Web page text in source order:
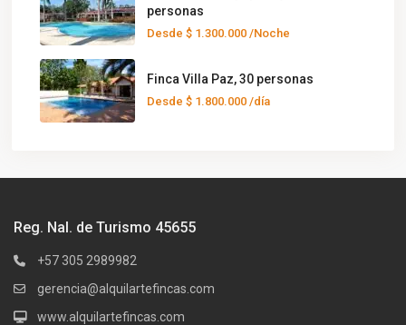
personas
Desde $ 1.300.000/Noche
Finca Villa Paz, 30 personas
Desde $ 1.800.000/día
Reg. Nal. de Turismo 45655
+57 305 2989982
gerencia@alquilartefincas.com
www.alquilartefincas.com